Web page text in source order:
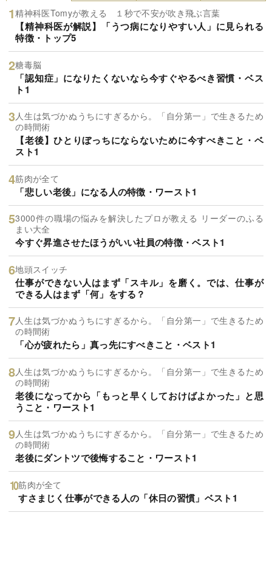
精神科医Tomyが教える １秒で不安が吹き飛ぶ言葉
【精神科医が解説】「うつ病になりやすい人」に見られる
特徴・トップ5
糖毒脳
「認知症」になりたくないなら今すぐやるべき習慣・ベス
ト1
人生は気づかぬうちにすぎるから。「自分第一」で生きるため
の時間術
【老後】ひとりぼっちにならないために今すべきこと・ベ
スト1
筋肉が全て
「悲しい老後」になる人の特徴・ワースト1
3000件の職場の悩みを解決したプロが教える リーダーのふる
まい大全
今すぐ昇進させたほうがいい社員の特徴・ベスト1
地頭スイッチ
仕事ができない人はまず「スキル」を磨く。では、仕事が
できる人はまず「何」をする？
人生は気づかぬうちにすぎるから。「自分第一」で生きるため
の時間術
「心が疲れたら」真っ先にすべきこと・ベスト1
人生は気づかぬうちにすぎるから。「自分第一」で生きるため
の時間術
老後になってから「もっと早くしておけばよかった」と思
うこと・ワースト1
人生は気づかぬうちにすぎるから。「自分第一」で生きるため
の時間術
老後にダントツで後悔すること・ワースト1
筋肉が全て
すさまじく仕事ができる人の「休日の習慣」ベスト1